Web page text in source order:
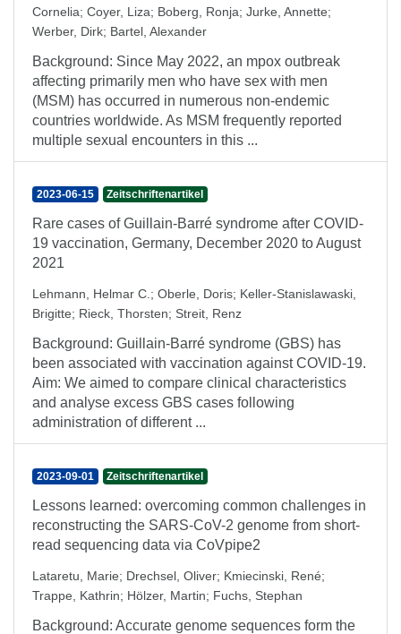
Cornelia; Coyer, Liza; Boberg, Ronja; Jurke, Annette;
Werber, Dirk; Bartel, Alexander
Background: Since May 2022, an mpox outbreak
affecting primarily men who have sex with men
(MSM) has occurred in numerous non-endemic
countries worldwide. As MSM frequently reported
multiple sexual encounters in this ...
2023-06-15 Zeitschriftenartikel
Rare cases of Guillain-Barré syndrome after COVID-
19 vaccination, Germany, December 2020 to August
2021
Lehmann, Helmar C. ; Oberle, Doris; Keller-Stanislawaski,
Brigitte; Rieck, Thorsten; Streit, Renz
Background: Guillain-Barré syndrome (GBS) has
been associated with vaccination against COVID-19.
Aim: We aimed to compare clinical characteristics
and analyse excess GBS cases following
administration of different ...
2023-09-01 Zeitschriftenartikel
Lessons learned: overcoming common challenges in
reconstructing the SARS-CoV-2 genome from short-
read sequencing data via CoVpipe2
Lataretu, Marie; Drechsel, Oliver; Kmiecinski, René;
Trappe, Kathrin; Hölzer, Martin; Fuchs, Stephan
Background: Accurate genome sequences form the